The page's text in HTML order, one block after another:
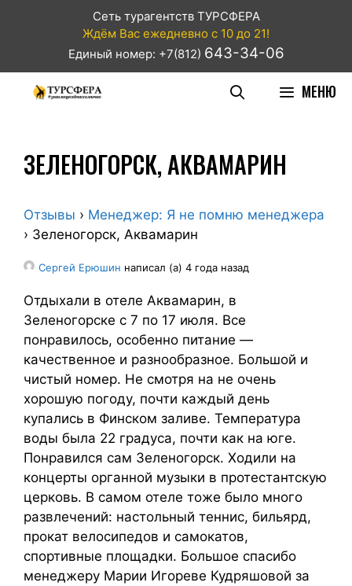
Сеть турагентств ТУРСФЕРА
Ждём Вас ежедневно с 10 до 21!
Единый номер: +7(812) 643-34-06
МЕНЮ
ЗЕЛЕНОГОРСК, АКВАМАРИН
Отзывы › Менеджер: Я не помню менеджера
› Зеленогорск, Аквамарин
Сергей Ерюшин написал (а) 4 года назад
Отдыхали в отеле Аквамарин, в
Зеленогорске с 7 по 17 июля. Все
понравилось, особенно питание —
качественное и разнообразное. Большой и
чистый номер. Не смотря на не очень
хорошую погоду, почти каждый день
купались в Финском заливе. Температура
воды была 22 градуса, почти как на юге.
Понравился сам Зеленогорск. Ходили на
концерты органной музыки в протестантскую
церковь. В самом отеле тоже было много
развлечений: настольный теннис, бильярд,
прокат велосипедов и самокатов,
спортивные площадки. Большое спасибо
менеджеру Марии Игореве Кудряшовой за